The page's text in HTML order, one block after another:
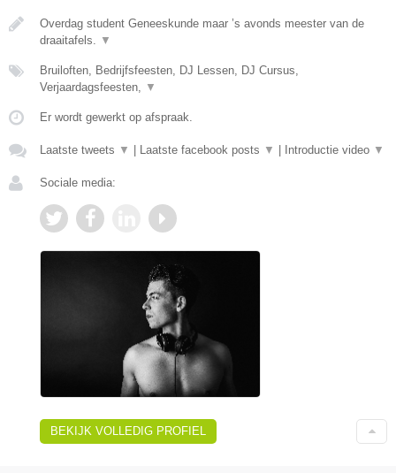
Overdag student Geneeskunde maar ’s avonds meester van de
draaitafels. ▼
Bruiloften, Bedrijfsfeesten, DJ Lessen, DJ Cursus,
Verjaardagsfeesten, ▼
Er wordt gewerkt op afspraak.
Laatste tweets ▼ Laatste facebook posts ▼ Introductie video ▼
Sociale media:
BEKIJK VOLLEDIG PROFIEL